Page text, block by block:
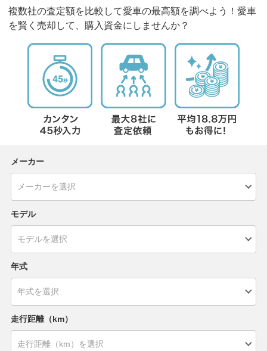
複数社の査定額を比較して愛車の最高額を調べよう！愛車
を賢く売却して、購入資金にしませんか？
メーカー
モデル
年式
走行距離（km）